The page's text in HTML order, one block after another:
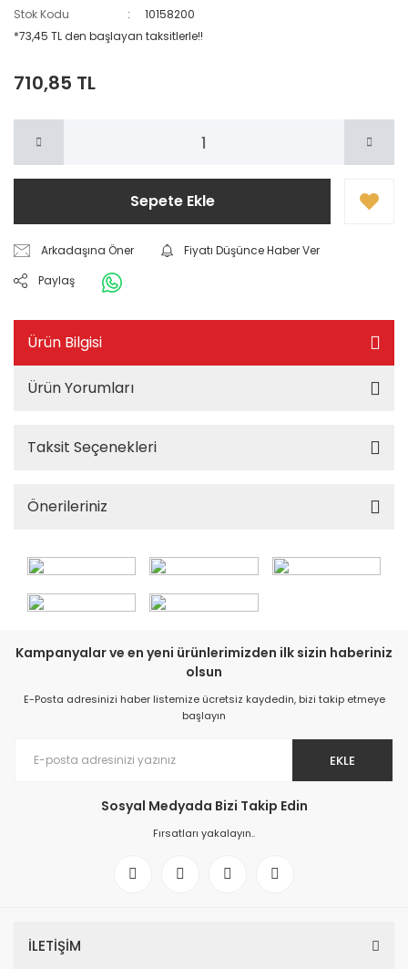
Stok Kodu
10158200
*73,45 TL den başlayan taksitlerle!!
710,85 TL
Sepete Ekle
Arkadaşına Öner
Fiyatı Düşünce Haber Ver
Paylaş
Ürün Bilgisi
Ürün Yorumları
Taksit Seçenekleri
Önerileriniz
Kampanyalar ve en yeni ürünlerimizden ilk sizin haberiniz
olsun
E-Posta adresinizi haber listemize ücretsiz kaydedin, bizi takip etmeye
başlayın
EKLE
Sosyal Medyada Bizi Takip Edin
Fırsatları yakalayın..
İLETİŞİM